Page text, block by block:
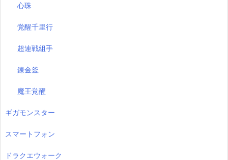
心珠
覚醒千里行
超連戦組手
錬金釜
魔王覚醒
ギガモンスター
スマートフォン
ドラクエウォーク